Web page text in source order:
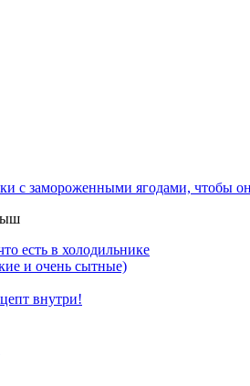
с замороженными ягодами, чтобы
есть в холодильнике
и очень сытные)
внутри!